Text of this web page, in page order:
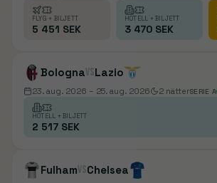
FLYG + BILJETT
5 451 SEK
HOTELL + BILJETT
3 470 SEK
BolognavsLazio
23. aug. 2026 – 25. aug. 2026 2 nätterSERIE A
HOTELL + BILJETT
2 517 SEK
FulhamvsChelsea